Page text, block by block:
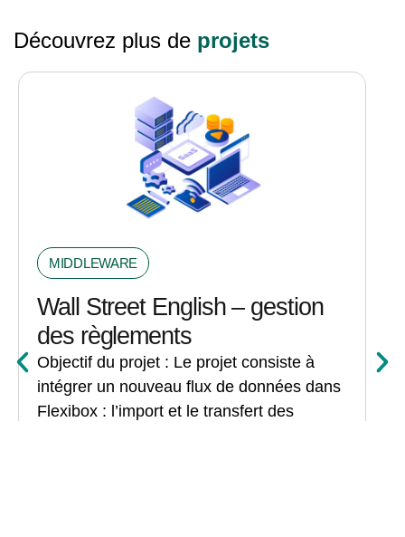
Découvrez plus de projets
MIDDLEWARE
Wall Street English – gestion
des règlements
Objectif du projet : Le projet consiste à
intégrer un nouveau flux de données dans
Flexibox : l’import et le transfert des